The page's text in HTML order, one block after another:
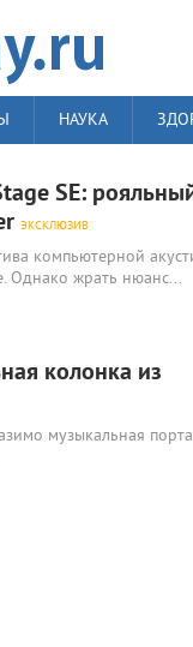
НАУКА
SE:
ЭКСКЛЮЗИВ
компьютерной
Однако жрать нюанс...
колонка из
музыкальная